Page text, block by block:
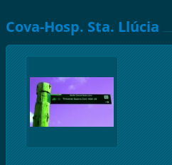
Cova-Hosp. Sta. Llúcia